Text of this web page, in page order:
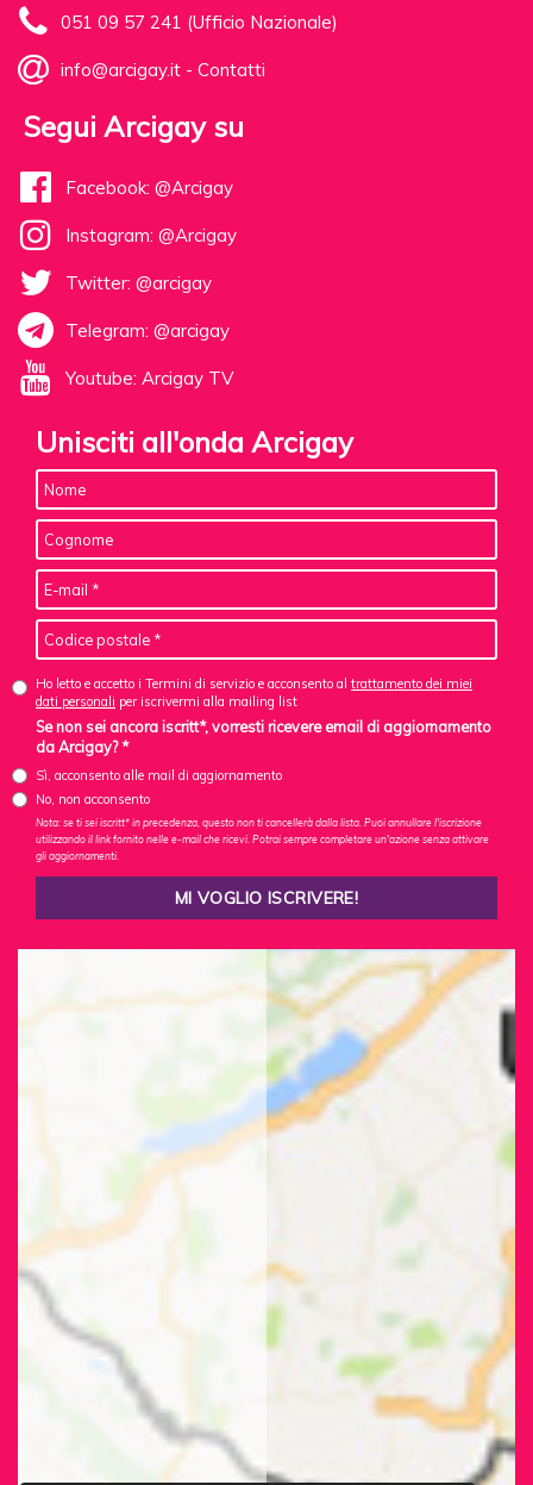
051 09 57 241 (Ufficio Nazionale)
info@arcigay.it - Contatti
Segui Arcigay su
Facebook: @Arcigay
Instagram: @Arcigay
Twitter: @arcigay
Telegram: @arcigay
Youtube: Arcigay TV
Unisciti all'onda Arcigay
Ho letto e accetto i Termini di servizio e acconsento al trattamento dei miei
dati personali per iscrivermi alla mailing list
Se non sei ancora iscritt*, vorresti ricevere email di aggiornamento
da Arcigay? *
Sì, acconsento alle mail di aggiornamento
No, non acconsento
Nota: se ti sei iscritt* in precedenza, questo non ti cancellerà dalla lista. Puoi annullare l'iscrizione
utilizzando il link fornito nelle e-mail che ricevi. Potrai sempre completare un'azione senza attivare
gli aggiornamenti.